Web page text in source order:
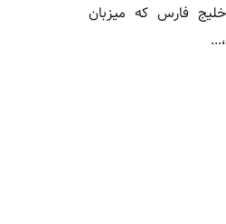
فارس که میزبان